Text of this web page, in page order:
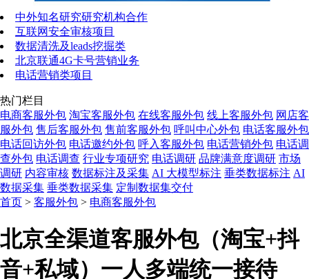
中外知名研究研究机构合作
互联网安全审核项目
数据清洗及leads挖掘类
北京联通4G卡号营销业务
电话营销类项目
热门栏目
电商客服外包 淘宝客服外包 在线客服外包 线上客服外包 网店客
服外包 售后客服外包 售前客服外包 呼叫中心外包 电话客服外包
电话回访外包 电话邀约外包 呼入客服外包 电话营销外包 电话调
查外包 电话调查 行业专项研究 电话调研 品牌满意度调研 市场
调研 内容审核 数据标注及采集 AI 大模型标注 垂类数据标注 AI
数据采集 垂类数据采集 定制数据集交付
首页 > 客服外包 > 电商客服外包
北京全渠道客服外包（淘宝+抖
音+私域）一人多端统一接待